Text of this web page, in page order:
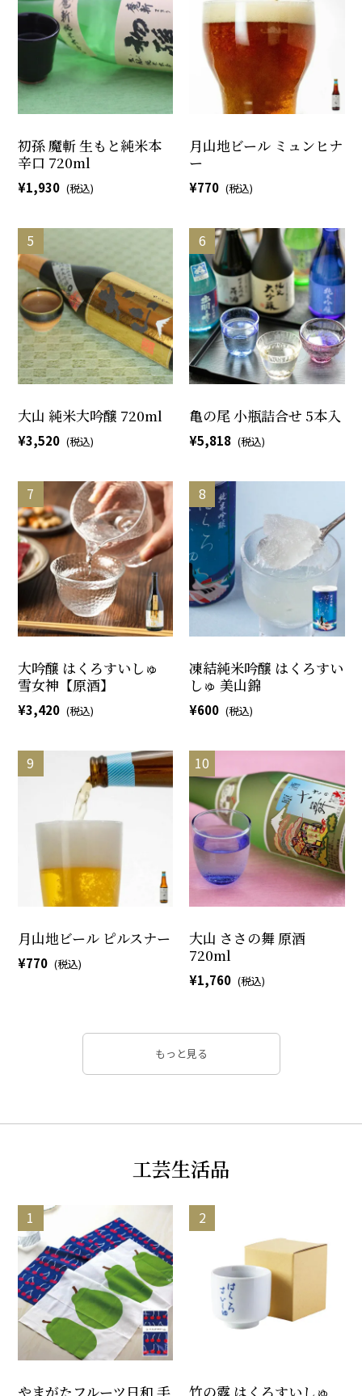
初孫 魔斬 生もと純米本
辛口 720ml
1,930
月山地ビール ミュンヒナ
ー
770
大山 純米大吟醸 720ml
3,520
亀の尾 小瓶詰合せ 5本入
5,818
大吟醸 はくろすいしゅ
雪女神【原酒】
3,420
凍結純米吟醸 はくろすい
しゅ 美山錦
600
月山地ビール ピルスナー
770
大山 ささの舞 原酒
720ml
1,760
もっと見る
工芸生活品
やまがたフルーツ日和 手 竹の露 はくろすいしゅ
すべて 果物・野菜